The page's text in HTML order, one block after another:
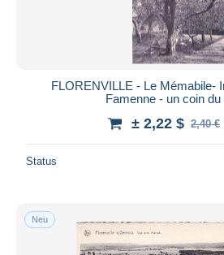
FLORENVILLE - Le Mémabile-
Famenne - un coin
± 2,22 $ 2,40 €
Status
Neu